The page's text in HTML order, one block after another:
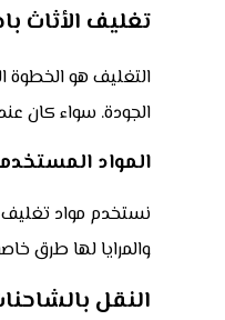
تغليف الأثاث
التغليف هو الخطوة
الجودة. سواء كان
المواد
نستخدم مواد تغليف
والمرايا لها طرق
النقل